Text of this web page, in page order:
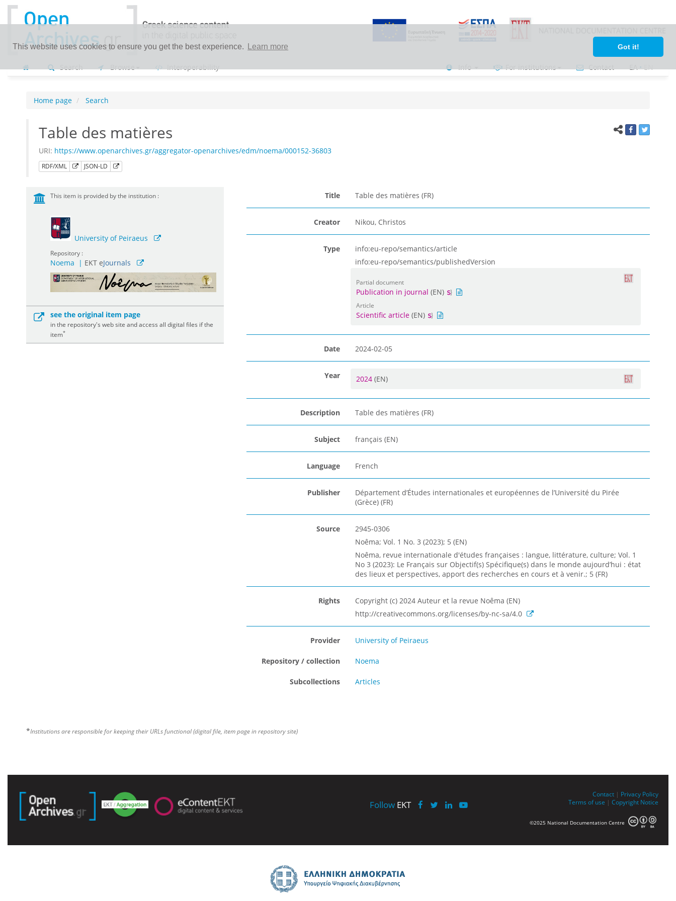
This website uses cookies to ensure you get the best experience. Learn more Got it!
Search Browse Interoperability Info For institutions Contact ΕΛ•ΕΝ
Home page Search
Table des matières
URI: https://www.openarchives.gr/aggregator-openarchives/edm/noema/000152-36803
RDF/XML JSON-LD
This item is provided by the institution :
University of Peiraeus
Repository :
Noema | ΕΚΤ eJournals
see the original item page
in the repository's web site and access all digital files if the
item*
Title Table des matières (FR)
Creator Nikou, Christos
Type
info:eu-repo/semantics/article
info:eu-repo/semantics/publishedVersion
Partial document
Publication in journal (EN)
Article
Scientific article(EN)
Date 2024-02-05
Year 2024 (EN)
Description Table des matières (FR)
Subject français (EN)
Language French
Publisher
Département d’Études internationales et européennes de l’Université du Pirée
(Grèce) (FR)
Source
2945-0306
Noêma; Vol. 1 No. 3 (2023); 5 (EN)
Noêma, revue internationale d'études françaises : langue, littérature, culture; Vol. 1
No 3 (2023): Le Français sur Objectif(s) Spécifique(s) dans le monde aujourd’hui : état
des lieux et perspectives, apport des recherches en cours et à venir.; 5 (FR)
Rights
Copyright (c) 2024 Auteur et la revue Noêma (EN)
http://creativecommons.org/licenses/by-nc-sa/4.0
Provider University of Peiraeus
Repository / collection Noema
Subcollections Articles
*Institutions are responsible for keeping their URLs functional (digital file, item page in repository site)
Follow EKT
Contact | Privacy Policy
Terms of use | Copyright Notice
©2025 National Documentation Centre